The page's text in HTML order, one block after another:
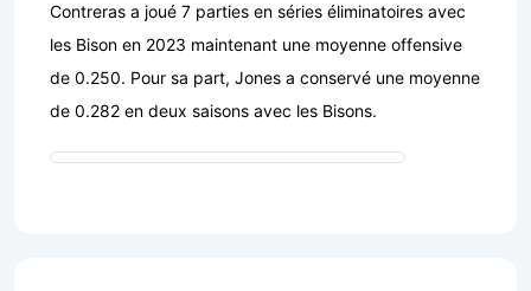
Contreras a joué 7 parties en séries éliminatoires avec
les Bison en 2023 maintenant une moyenne offensive
de 0.250. Pour sa part, Jones a conservé une moyenne
de 0.282 en deux saisons avec les Bisons.